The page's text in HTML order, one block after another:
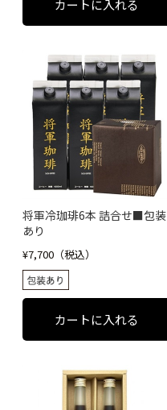
将軍冷珈琲6本 詰合せ■包装
あり
¥7,700（税込）